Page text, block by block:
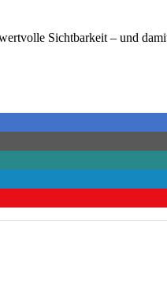
Sichtbarkeit – und